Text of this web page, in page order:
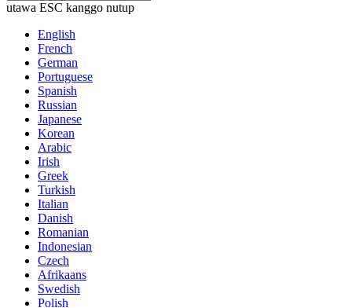
utawa ESC kanggo nutup
English
French
German
Portuguese
Spanish
Russian
Japanese
Korean
Arabic
Irish
Greek
Turkish
Italian
Danish
Romanian
Indonesian
Czech
Afrikaans
Swedish
Polish